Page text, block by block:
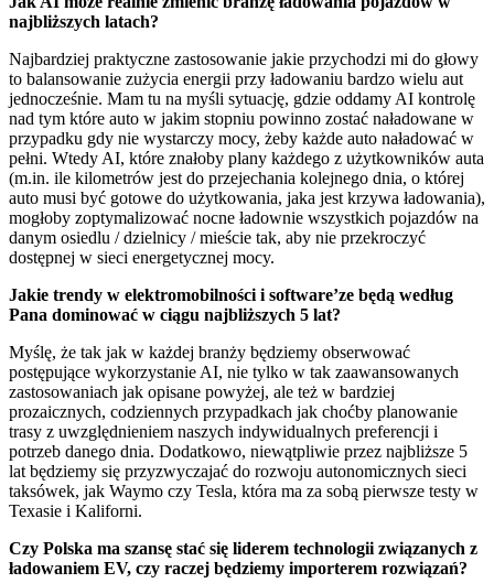
najbliższych latach?
Najbardziej praktyczne zastosowanie jakie przychodzi mi do głowy
to balansowanie zużycia energii przy ładowaniu bardzo wielu aut
jednocześnie. Mam tu na myśli sytuację, gdzie oddamy AI kontrolę
nad tym które auto w jakim stopniu powinno zostać naładowane w
przypadku gdy nie wystarczy mocy, żeby każde auto naładować w
pełni. Wtedy AI, które znałoby plany każdego z użytkowników auta
(m.in. ile kilometrów jest do przejechania kolejnego dnia, o której
auto musi być gotowe do użytkowania, jaka jest krzywa ładowania),
mogłoby zoptymalizować nocne ładownie wszystkich pojazdów na
danym osiedlu / dzielnicy / mieście tak, aby nie przekroczyć
dostępnej w sieci energetycznej mocy.
Jakie trendy w elektromobilności i software’ze będą według
Pana dominować w ciągu najbliższych 5 lat?
Myślę, że tak jak w każdej branży będziemy obserwować
postępujące wykorzystanie AI, nie tylko w tak zaawansowanych
zastosowaniach jak opisane powyżej, ale też w bardziej
prozaicznych, codziennych przypadkach jak choćby planowanie
trasy z uwzględnieniem naszych indywidualnych preferencji i
potrzeb danego dnia. Dodatkowo, niewątpliwie przez najbliższe 5
lat będziemy się przyzwyczajać do rozwoju autonomicznych sieci
taksówek, jak Waymo czy Tesla, która ma za sobą pierwsze testy w
Texasie i Kaliforni.
Czy Polska ma szansę stać się liderem technologii związanych z
ładowaniem EV, czy raczej będziemy importerem rozwiązań?